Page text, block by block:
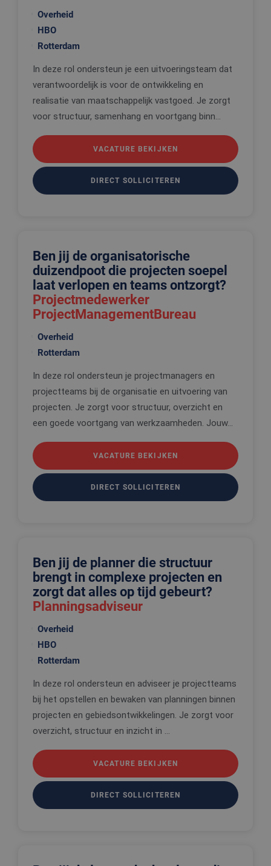
Overheid
HBO
Rotterdam
In deze rol ondersteun je een uitvoeringsteam dat
verantwoordelijk is voor de ontwikkeling en
realisatie van maatschappelijk vastgoed. Je zorgt
voor structuur, samenhang en voortgang binn...
VACATURE BEKIJKEN
DIRECT SOLLICITEREN
Ben jij de organisatorische
duizendpoot die projecten soepel
laat verlopen en teams ontzorgt?
Projectmedewerker
ProjectManagementBureau
Overheid
Rotterdam
In deze rol ondersteun je projectmanagers en
projectteams bij de organisatie en uitvoering van
projecten. Je zorgt voor structuur, overzicht en
een goede voortgang van werkzaamheden. Jouw...
VACATURE BEKIJKEN
DIRECT SOLLICITEREN
Ben jij de planner die structuur
brengt in complexe projecten en
zorgt dat alles op tijd gebeurt?
Planningsadviseur
Overheid
HBO
Rotterdam
In deze rol ondersteun en adviseer je projectteams
bij het opstellen en bewaken van planningen binnen
projecten en gebiedsontwikkelingen. Je zorgt voor
overzicht, structuur en inzicht in ...
VACATURE BEKIJKEN
DIRECT SOLLICITEREN